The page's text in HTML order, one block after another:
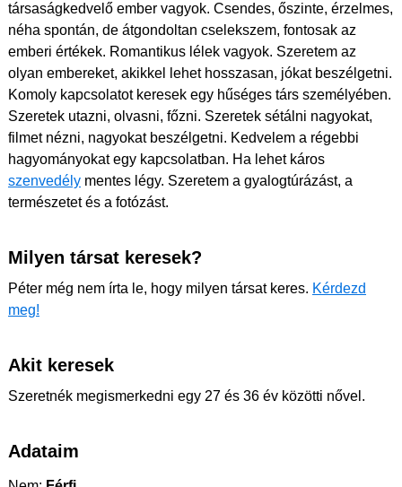
társaságkedvelő ember vagyok. Csendes, őszinte, érzelmes,
néha spontán, de átgondoltan cselekszem, fontosak az
emberi értékek. Romantikus lélek vagyok. Szeretem az
olyan embereket, akikkel lehet hosszasan, jókat beszélgetni.
Komoly kapcsolatot keresek egy hűséges társ személyében.
Szeretek utazni, olvasni, főzni. Szeretek sétálni nagyokat,
filmet nézni, nagyokat beszélgetni. Kedvelem a régebbi
hagyományokat egy kapcsolatban. Ha lehet káros
szenvedély mentes légy. Szeretem a gyalogtúrázást, a
természetet és a fotózást.
Milyen társat keresek?
Péter még nem írta le, hogy milyen társat keres. Kérdezd
meg!
Akit keresek
Szeretnék megismerkedni egy 27 és 36 év közötti nővel.
Adataim